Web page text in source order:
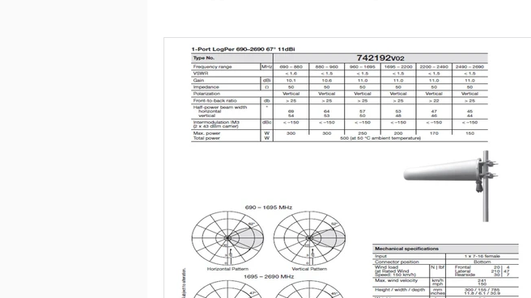
Alpha Wireless Aerials PrecisionWave
Kathrein Broadcast Scan Antenna Aerial Oy
Kathrein Digital Systems